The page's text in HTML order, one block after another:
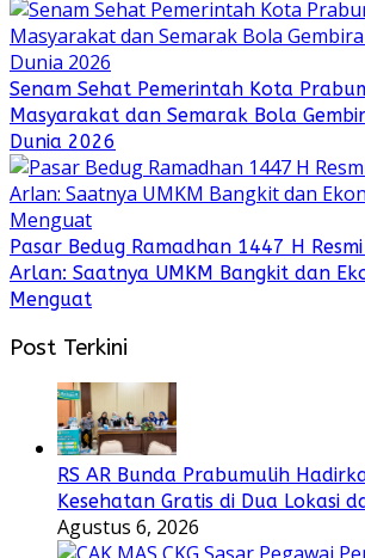
Senam Sehat Pemerintah Kota
Masyarakat dan Semarak Bola
Dunia 2026
Pasar Bedug Ramadhan 1447 H
Arlan: Saatnya UMKM Bangkit dan
Menguat
Post Terkini
RS AR Bunda Prabumulih
Kesehatan Gratis di Dua Lokasi
Agustus 6, 2026